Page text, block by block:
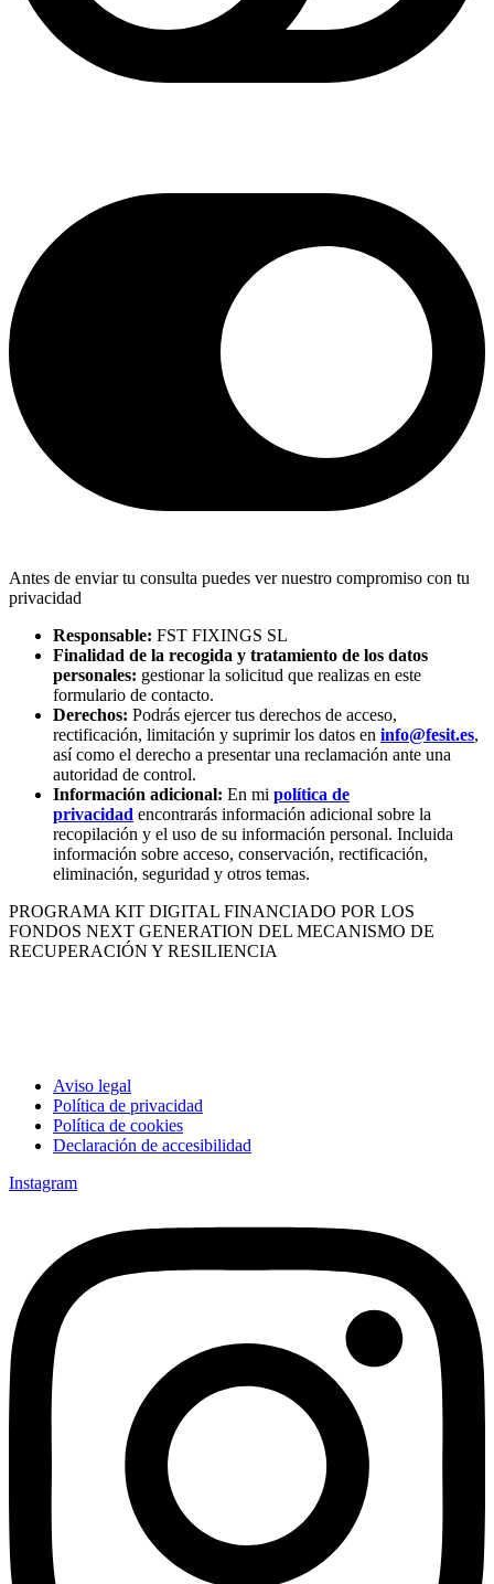
Antes de enviar tu consulta puedes ver nuestro compromiso con tu
privacidad
Responsable: FST FIXINGS SL
Finalidad de la recogida y tratamiento de los datos
personales: gestionar la solicitud que realizas en este
formulario de contacto.
Derechos: Podrás ejercer tus derechos de acceso,
rectificación, limitación y suprimir los datos en info@fesit.es,
así como el derecho a presentar una reclamación ante una
autoridad de control.
Información adicional: En mi política de
privacidad encontrarás información adicional sobre la
recopilación y el uso de su información personal. Incluida
información sobre acceso, conservación, rectificación,
eliminación, seguridad y otros temas.
PROGRAMA KIT DIGITAL FINANCIADO POR LOS
FONDOS NEXT GENERATION DEL MECANISMO DE
RECUPERACIÓN Y RESILIENCIA
Aviso legal
Política de privacidad
Política de cookies
Declaración de accesibilidad
Instagram